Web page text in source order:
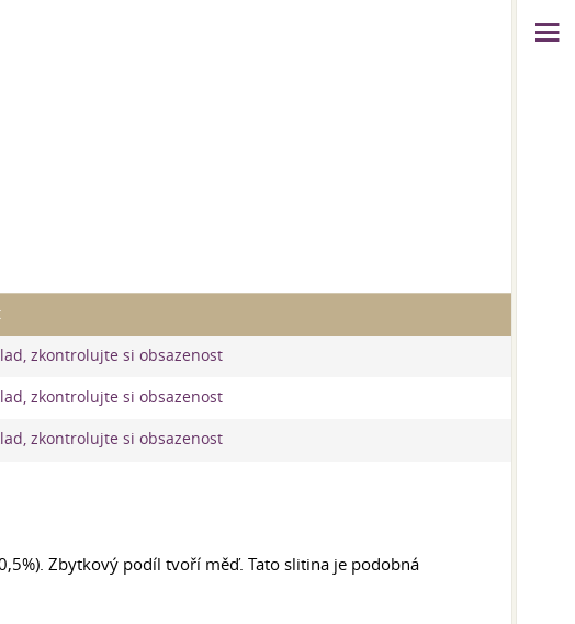
zkontrolujte si obsazenost
zkontrolujte si obsazenost
zkontrolujte si obsazenost
Zbytkový podíl tvoří měď. Tato slitina je podobná